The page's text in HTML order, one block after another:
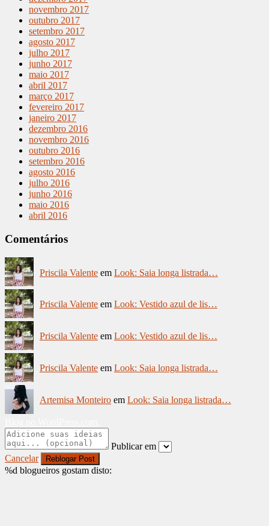
novembro 2017
outubro 2017
setembro 2017
agosto 2017
julho 2017
junho 2017
maio 2017
abril 2017
março 2017
fevereiro 2017
janeiro 2017
dezembro 2016
novembro 2016
outubro 2016
setembro 2016
agosto 2016
julho 2016
junho 2016
maio 2016
abril 2016
Comentários
Priscila Valente em Look: Saia longa listrada…
Priscila Valente em Look: Vestido azul de lis…
Priscila Valente em Look: Vestido azul de lis…
Priscila Valente em Look: Saia longa listrada…
Artemisa Monteiro em Look: Saia longa listrada…
Publicar em
Cancelar
%d blogueiros gostam disto: